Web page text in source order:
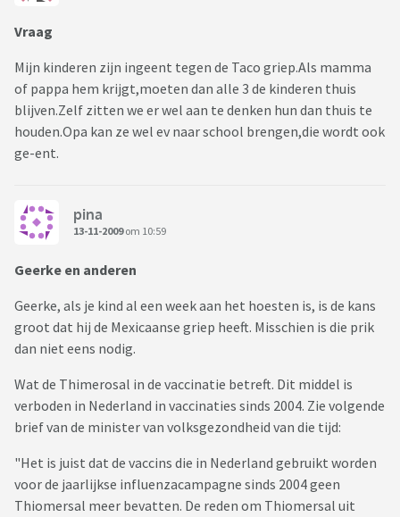
Vraag
Mijn kinderen zijn ingeent tegen de Taco griep.Als mamma
of pappa hem krijgt,moeten dan alle 3 de kinderen thuis
blijven.Zelf zitten we er wel aan te denken hun dan thuis te
houden.Opa kan ze wel ev naar school brengen,die wordt ook
ge-ent.
pina
13-11-2009om 10:59
Geerke en anderen
Geerke, als je kind al een week aan het hoesten is, is de kans
groot dat hij de Mexicaanse griep heeft. Misschien is die prik
dan niet eens nodig.
Wat de Thimerosal in de vaccinatie betreft. Dit middel is
verboden in Nederland in vaccinaties sinds 2004. Zie volgende
brief van de minister van volksgezondheid van die tijd:
"Het is juist dat de vaccins die in Nederland gebruikt worden
voor de jaarlijkse influenzacampagne sinds 2004 geen
Thiomersal meer bevatten. De reden om Thiomersal uit